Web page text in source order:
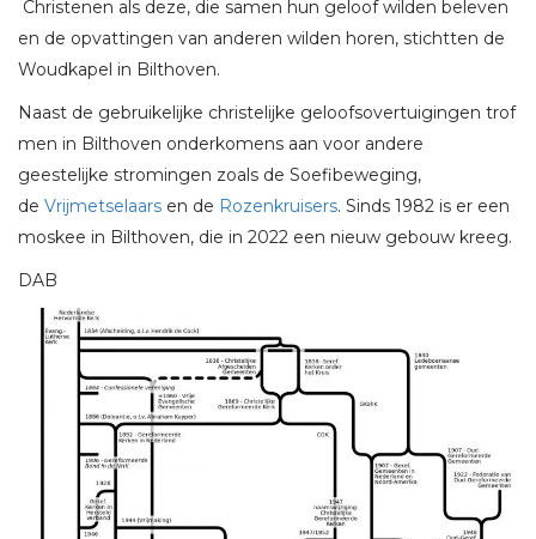
Christenen als deze, die samen hun geloof wilden beleven
en de opvattingen van anderen wilden horen, stichtten de
Woudkapel in Bilthoven.
Naast de gebruikelijke christelijke geloofsovertuigingen trof
men in Bilthoven onderkomens aan voor andere
geestelijke stromingen zoals de Soefibeweging,
de Vrijmetselaars en de Rozenkruisers. Sinds 1982 is er een
moskee in Bilthoven, die in 2022 een nieuw gebouw kreeg.
DAB